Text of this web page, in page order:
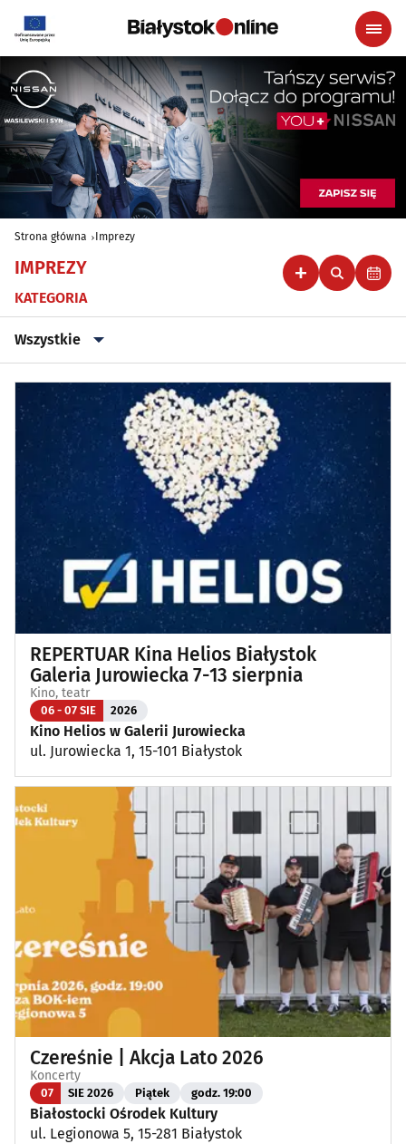
Strona główna Imprezy
IMPREZY
KATEGORIA
Wszystkie
Wszystkie
Klubowe, taneczne, granie do piwa(49)
Koncerty (89)
Koncerty muzyki poważnej(1)
Kino, teatr(115)
Wernisaże, wydarzenia artystyczne (4)
Wystawy(25)
Wydarzenia sportowe i rekreacyjne
Plenerowe, festyny (13)
Dla dzieci
(8)
Wykłady, pokazy, imprezy okolicznościowe (13)
Poza Białymstokiem (1)
REPERTUAR Kina Helios Białystok
Galeria Jurowiecka 7-13 sierpnia
Kino, teatr
06 - 07 SIE 2026
Kino Helios w Galerii Jurowiecka
ul. Jurowiecka 1, 15-101 Białystok
Czereśnie | Akcja Lato 2026
Koncerty
07 SIE 2026 Piątek godz. 19:00
Białostocki Ośrodek Kultury
ul. Legionowa 5, 15-281 Białystok